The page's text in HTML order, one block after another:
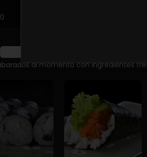
al momento con ingredientes